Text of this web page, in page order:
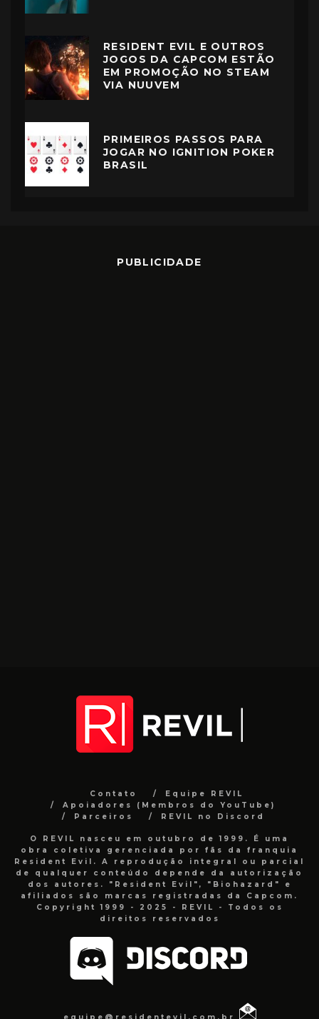
RESIDENT EVIL E OUTROS
JOGOS DA CAPCOM ESTÃO
EM PROMOÇÃO NO STEAM
VIA NUUVEM
PRIMEIROS PASSOS PARA
JOGAR NO IGNITION POKER
BRASIL
PUBLICIDADE
Contato
Equipe REVIL
Apoiadores (Membros do YouTube)
Parceiros
REVIL no Discord
O REVIL nasceu em outubro de 1999. É uma
obra coletiva gerenciada por fãs da franquia
Resident Evil. A reprodução integral ou parcial
de qualquer conteúdo depende da autorização
dos autores. "Resident Evil", "Biohazard" e
afiliados são marcas registradas da Capcom.
Copyright 1999 - 2025 - REVIL - Todos os
direitos reservados
equipe@residentevil.com.br